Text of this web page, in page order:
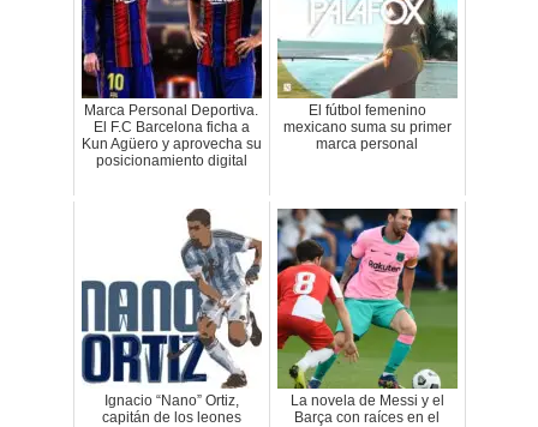
Marca Personal Deportiva.
El F.C Barcelona ficha a
Kun Agüero y aprovecha su
posicionamiento digital
El fútbol femenino
mexicano suma su primer
marca personal
Ignacio “Nano” Ortiz,
capitán de los leones
La novela de Messi y el
Barça con raíces en el